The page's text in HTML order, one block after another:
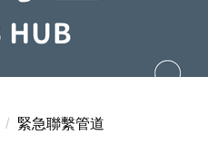
緊急聯繫管道